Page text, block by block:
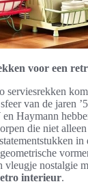
voor een
serviesrekken
van de jaren
Haymann
die niet
vleugje nostalgie
interieur.